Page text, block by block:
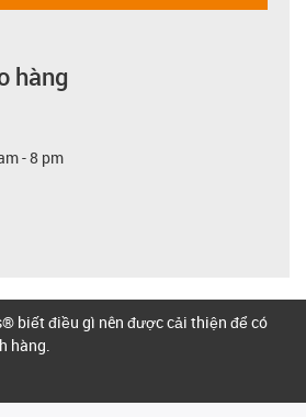
hàng
- 8 pm
biết điều gì nên được cải thiện để có
hàng.